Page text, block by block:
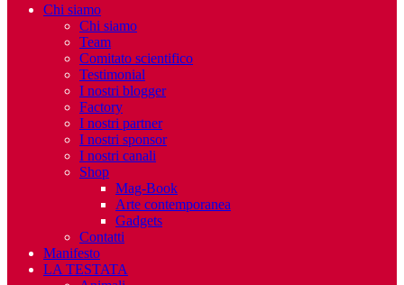
Chi siamo
Chi siamo
Team
Comitato scientifico
Testimonial
I nostri blogger
Factory
I nostri partner
I nostri sponsor
I nostri canali
Shop
Mag-Book
Arte contemporanea
Gadgets
Contatti
Manifesto
LA TESTATA